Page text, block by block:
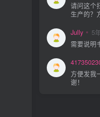
请问这个
生产的？
Jully 5
需要说明
方便发我
谢！